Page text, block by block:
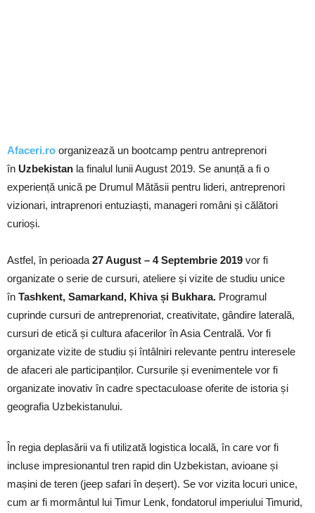
Afaceri.ro organizează un bootcamp pentru antreprenori
în Uzbekistan la finalul lunii August 2019. Se anunță a fi o
experiență unică pe Drumul Mătăsii pentru lideri, antreprenori
vizionari, intraprenori entuziaști, manageri români și călători
curioși.
Astfel, în perioada 27 August – 4 Septembrie 2019 vor fi
organizate o serie de cursuri, ateliere și vizite de studiu unice
în Tashkent, Samarkand, Khiva și Bukhara. Programul
cuprinde cursuri de antreprenoriat, creativitate, gândire laterală,
cursuri de etică și cultura afacerilor în Asia Centrală. Vor fi
organizate vizite de studiu și întâlniri relevante pentru interesele
de afaceri ale participanților. Cursurile și evenimentele vor fi
organizate inovativ în cadre spectaculoase oferite de istoria și
geografia Uzbekistanului.
În regia deplasării va fi utilizată logistica locală, în care vor fi
incluse impresionantul tren rapid din Uzbekistan, avioane și
mașini de teren (jeep safari în deșert). Se vor vizita locuri unice,
cum ar fi mormântul lui Timur Lenk, fondatorul imperiului Timurid,